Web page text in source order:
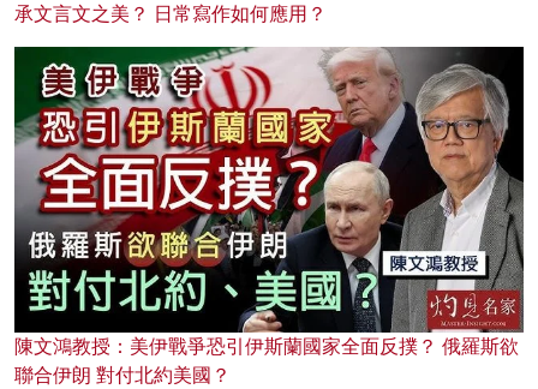
承文言文之美？ 日常寫作如何應用？
陳文鴻教授：美伊戰爭恐引伊斯蘭國家全面反撲？ 俄羅斯欲
聯合伊朗 對付北約美國？